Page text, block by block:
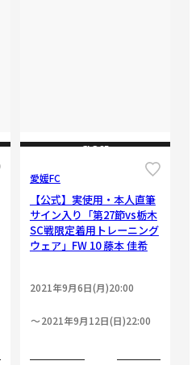
CLOSE
愛媛FC
【公式】実使用・本人直筆
サイン入り「第27節vs栃木
SC戦限定着用トレーニング
ウェア」FW 10 藤本 佳希
2021年9月6日(月)20:00
2021年9月12日(日)22:00